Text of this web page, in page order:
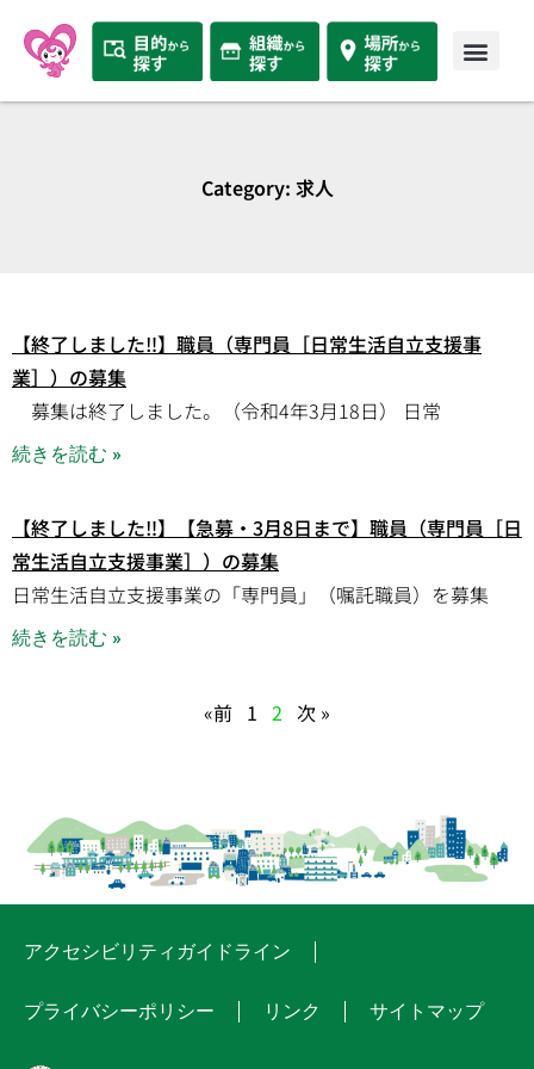
Category: 求人
【終了しました‼】職員（専門員［日常生活自立支援事
業］）の募集
募集は終了しました。（令和4年3月18日） 日常
続きを読む »
【終了しました‼】【急募・3月8日まで】職員（専門員［日
常生活自立支援事業］）の募集
日常生活自立支援事業の「専門員」（嘱託職員）を募集
続きを読む »
«前 1 2 次 »
アクセシビリティガイドライン
プライバシーポリシー リンク サイトマップ